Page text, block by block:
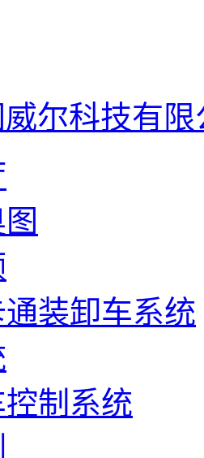
尔科技有限
装卸车系统
制系统